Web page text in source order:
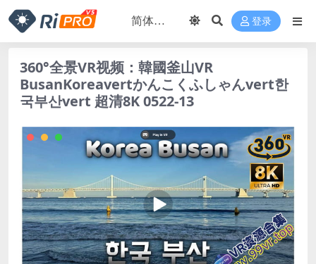
登录
360°全景VR视频：韓國釜山VR
BusanKoreavertかんこくふしゃんvert한
국부산vert 超清8K 0522-13